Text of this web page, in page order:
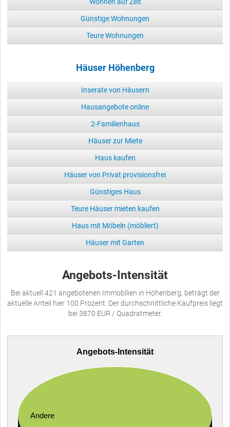
Günstige Wohnungen
Teure Wohnungen
Häuser Höhenberg
Inserate von Häusern
Hausangebote online
2-Familienhaus
Häuser zur Miete
Haus kaufen
Häuser von Privat provisionsfrei
Günstiges Haus
Teure Häuser mieten kaufen
Haus mit Möbeln (möbliert)
Häuser mit Garten
Angebots-Intensität
Bei aktuell 421 angebotenen Immobilien in Höhenberg, beträgt der
aktuelle Anteil hier 100 Prozent. Der durchschnittliche Kaufpreis liegt
bei 3870 EUR / Quadratmeter.
Angebots-Intensität
Andere